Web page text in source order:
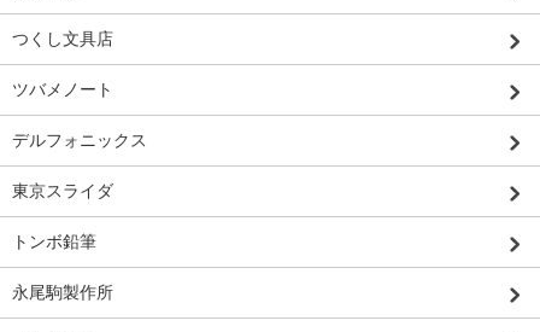
つくし文具店
ツバメノート
デルフォニックス
東京スライダ
トンボ鉛筆
永尾駒製作所